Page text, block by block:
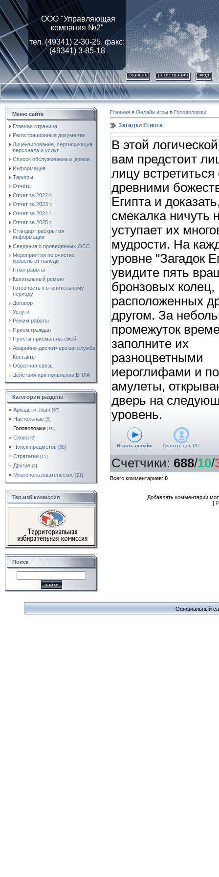
ООО "Управляющая
компания №2"
тел. (49341) 2-30-25, факс:
(49341) 3-85-18
главная регистрация вход
Меню сайта
Главная страница
Регистрационные документы
Лицензирование, cертификация
персонала и услуг
Список обслуживаемых домов
Информация
Тарифы
Отчёты
Отчет за 2022 г.
Отчет за 2023 г.
Отчет за 2024 г.
Отчет за 2025 г.
Стандарт раскрытия
информации
Сведения о проведенных ОСС
Мероприятия по очистке
кровель от наледи
План работы
Капитальный ремонт
Готовность к отопительному
периоду
Договор
Услуги
Режим работы
Приём граждан
Пункты приёма платежей
Аварийно-диспетчерская служба
Контакты
Обратная связь
Действия при появлении БПЛА
Категории раздела
Аркады и экшн [67]
Настольные [5]
Головоломки [115]
Слова [2]
Поиск предметов [68]
Стратегии [15]
Другие [4]
Многопользовательские [21]
Тер.изб.комиссия
Поиск
Главная » Онлайн игры » Головоломки
Загадки Египта
В этой
вам предстоит
лицу встретиться
древними
Египта и
смекалка ничуть
уступает их
мудрости. На
уровне "Загадок
увидите пять
бронзовых колец,
расположенных
другом. За
промежуток
заполните их
разноцветными
иероглифами и
амулеты,
дверь на
уровень.
Играть онлайн Скачать для PC
Счетчики: 688/10/
Всего комментариев: 0
Добавлять комментарии
[
Официальный сайт